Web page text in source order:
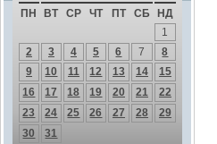
ПН ВТ СР ЧТ ПТ СБ
НД
1
2
3 4 5 6 7
8
9
10 11 12 13 14
15
16
17 18 19 20 21
22
23
24 25 26 27 28
29
30
31